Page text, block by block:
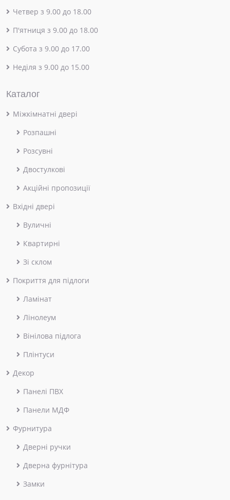
Четвер з 9.00 до 18.00
П'ятниця з 9.00 до 18.00
Субота з 9.00 до 17.00
Неділя з 9.00 до 15.00
Каталог
Міжкімнатні двері
Розпашні
Розсувні
Двостулкові
Акційні пропозиції
Вхідні двері
Вуличні
Квартирні
Зі склом
Покриття для підлоги
Ламінат
Лінолеум
Вінілова підлога
Плінтуси
Декор
Панелі ПВХ
Панели МДФ
Фурнитура
Дверні ручки
Дверна фурнітура
Замки